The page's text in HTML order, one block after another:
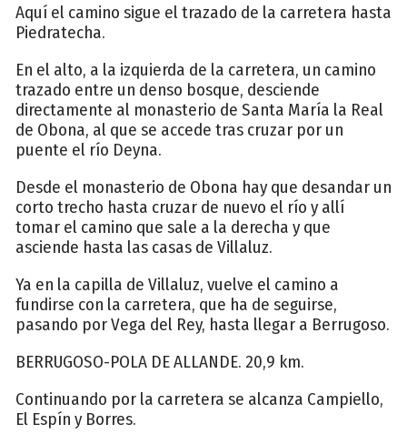
Aquí el camino sigue el trazado de la carretera hasta
Piedratecha.
En el alto, a la izquierda de la carretera, un camino
trazado entre un denso bosque, desciende
directamente al monasterio de Santa María la Real
de Obona, al que se accede tras cruzar por un
puente el río Deyna.
Desde el monasterio de Obona hay que desandar un
corto trecho hasta cruzar de nuevo el río y allí
tomar el camino que sale a la derecha y que
asciende hasta las casas de Villaluz.
Ya en la capilla de Villaluz, vuelve el camino a
fundirse con la carretera, que ha de seguirse,
pasando por Vega del Rey, hasta llegar a Berrugoso.
BERRUGOSO-POLA DE ALLANDE. 20,9 km.
Continuando por la carretera se alcanza Campiello,
El Espín y Borres.